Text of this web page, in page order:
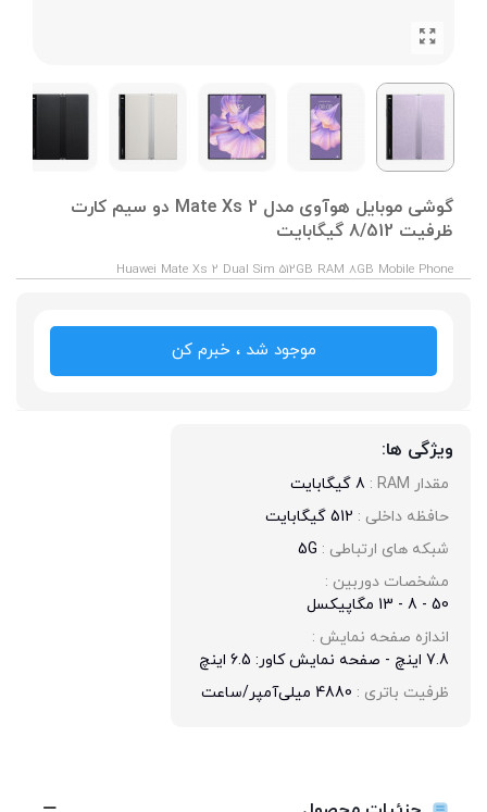
گوشی موبایل هوآوی مدل Mate Xs 2 دو سیم کارت
ظرفیت 8/512 گیگابایت
Huawei Mate Xs 2 Dual Sim 512GB RAM 8GB Mobile Phone
موجود شد ، خبرم کن
ویژگی ها:
مقدار RAM :
8 گیگابایت
حافظه داخلی : 512 گیگابایت
شبکه های ارتباطی : 5G
مشخصات دوربین :
50 - 8 - 13 مگاپیکسل
اندازه صفحه نمایش :
7.8 اینچ - صفحه نمایش کاور: 6.5 اینچ
ظرفیت باتری : 4880 میلی‌آمپر/ساعت